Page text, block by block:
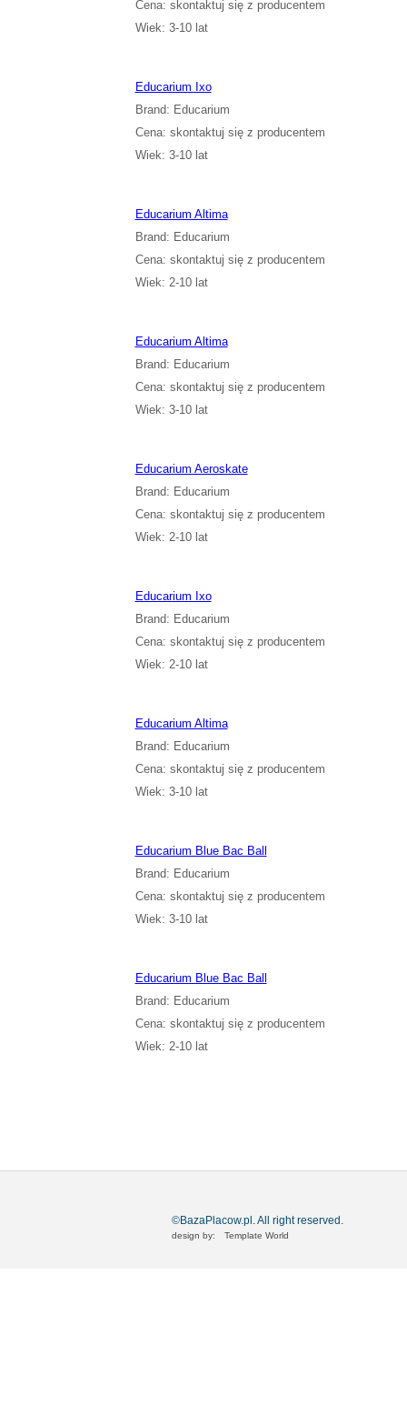
Cena: skontaktuj się z producentem
Wiek: 3-10 lat
Educarium Ixo
Brand: Educarium
Cena: skontaktuj się z producentem
Wiek: 3-10 lat
Educarium Altima
Brand: Educarium
Cena: skontaktuj się z producentem
Wiek: 2-10 lat
Educarium Altima
Brand: Educarium
Cena: skontaktuj się z producentem
Wiek: 3-10 lat
Educarium Aeroskate
Brand: Educarium
Cena: skontaktuj się z producentem
Wiek: 2-10 lat
Educarium Ixo
Brand: Educarium
Cena: skontaktuj się z producentem
Wiek: 2-10 lat
Educarium Altima
Brand: Educarium
Cena: skontaktuj się z producentem
Wiek: 3-10 lat
Educarium Blue Bac Ball
Brand: Educarium
Cena: skontaktuj się z producentem
Wiek: 3-10 lat
Educarium Blue Bac Ball
Brand: Educarium
Cena: skontaktuj się z producentem
Wiek: 2-10 lat
©BazaPlacow.pl. All right reserved.
design by: Template World